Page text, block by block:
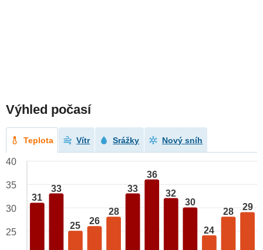
Výhled počasí
Teplota Vítr Srážky Nový sníh
31
33
25 26
28
33
36
32
30
24
28 29
40
35
30
25